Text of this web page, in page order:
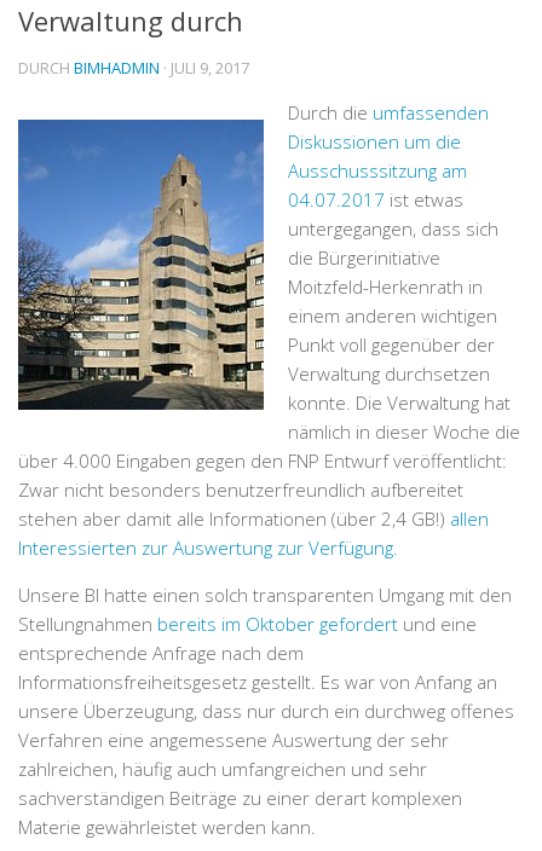
Verwaltung durch
DURCH BIMHADMIN · JULI 9, 2017
Durch die umfassenden
Diskussionen um die
Ausschusssitzung am
04.07.2017 ist etwas
untergegangen, dass sich
die Bürgerinitiative
Moitzfeld-Herkenrath in
einem anderen wichtigen
Punkt voll gegenüber der
Verwaltung durchsetzen
konnte. Die Verwaltung hat
nämlich in dieser Woche die
über 4.000 Eingaben gegen den FNP Entwurf veröffentlicht:
Zwar nicht besonders benutzerfreundlich aufbereitet
stehen aber damit alle Informationen (über 2,4 GB!) allen
Interessierten zur Auswertung zur Verfügung.
Unsere BI hatte einen solch transparenten Umgang mit den
Stellungnahmen bereits im Oktober gefordert und eine
entsprechende Anfrage nach dem
Informationsfreiheitsgesetz gestellt. Es war von Anfang an
unsere Überzeugung, dass nur durch ein durchweg offenes
Verfahren eine angemessene Auswertung der sehr
zahlreichen, häufig auch umfangreichen und sehr
sachverständigen Beiträge zu einer derart komplexen
Materie gewährleistet werden kann.